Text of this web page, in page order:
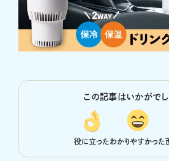
この記事はいかがでし
役に立ったわかりやすかった